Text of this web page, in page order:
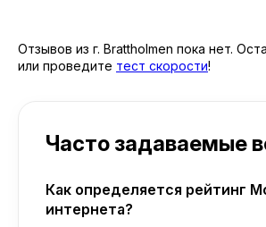
Отзывов из г. Brattholmen пока нет.
или проведите тест скорости!
Часто задаваемые
Как определяется рейтинг
интернета?